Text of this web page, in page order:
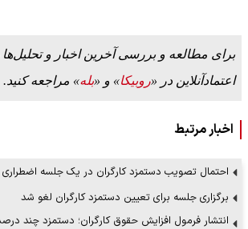
برای مطالعه و بررسی آخرین اخبار و تحلیل‌ها
اعتمادآنلاین در «روبیکا» و «بله» مراجعه کنید.
اخبار مرتبط
احتمال تصویب دستمزد کارگران در یک جلسه اضطراری
برگزاری جلسه برای تعیین دستمزد کارگران لغو شد
انتشار فرمول افزایش حقوق کارگران؛ دستمزد چند